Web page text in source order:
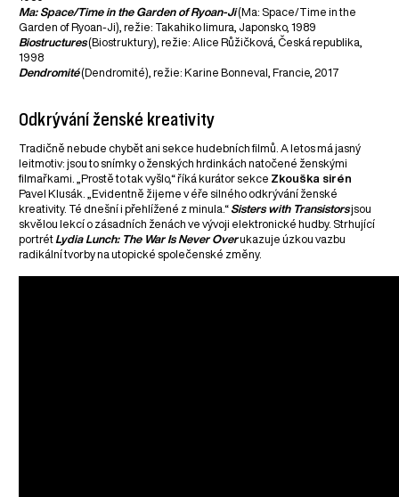
Ma: Space/Time in the Garden of Ryoan-Ji(Ma: Space/Time in the
Garden of Ryoan-Ji), režie: Takahiko Iimura, Japonsko, 1989
Biostructures(Biostruktury), režie: Alice Růžičková, Česká republika,
1998
Dendromité(Dendromité), režie: Karine Bonneval, Francie, 2017
Odkrývání ženské kreativity
Tradičně nebude chybět ani sekce hudebních filmů. A letos má jasný
leitmotiv: jsou to snímky o ženských hrdinkách natočené ženskými
filmařkami. „Prostě to tak vyšlo,“ říká kurátor sekce Zkouška sirén
Pavel Klusák. „Evidentně žijeme v éře silného odkrývání ženské
kreativity. Té dnešní i přehlížené z minula.“ Sisters with Transistorsjsou
skvělou lekcí o zásadních ženách ve vývoji elektronické hudby. Strhující
portrét Lydia Lunch: The War Is Never Overukazuje úzkou vazbu
radikální tvorby na utopické společenské změny.